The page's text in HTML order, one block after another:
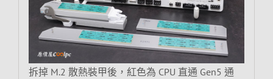
拆掉 M.2 散熱裝甲後，紅色為 CPU 直通 Gen5 通